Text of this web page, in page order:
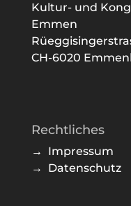
Kultur- und
Emmen
CH-6020
Rechtliches
→ Impressum
→ Datenschutz